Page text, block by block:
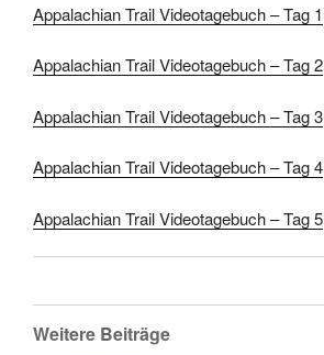
Appalachian Trail Videotagebuch – Tag 1
Appalachian Trail Videotagebuch – Tag 2
Appalachian Trail Videotagebuch – Tag 3
Appalachian Trail Videotagebuch – Tag 4
Appalachian Trail Videotagebuch – Tag 5
Weitere Beiträge